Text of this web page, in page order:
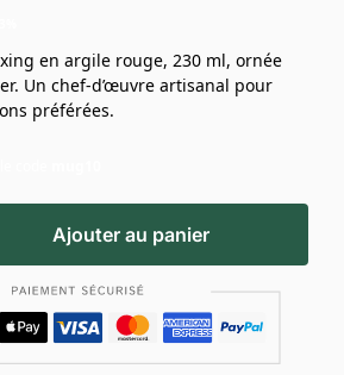
en argile rouge, 230 ml, ornée
Un chef-d’œuvre artisanal pour
préférées.
Ajouter au panier